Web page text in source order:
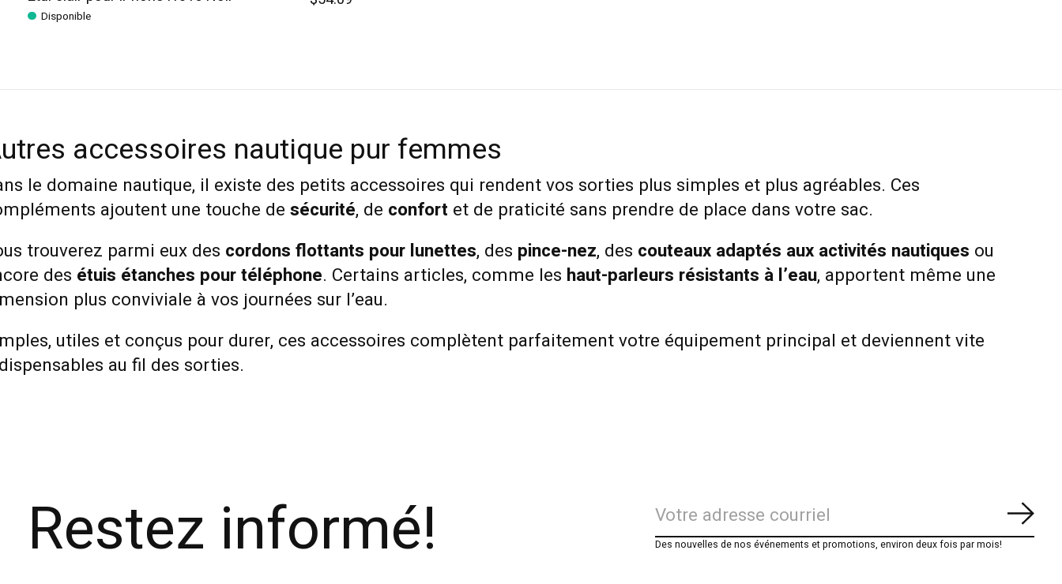
Disponible
accessoires nautique pur femmes
le domaine nautique, il existe des petits accessoires qui rendent vos sorties plus simples et plus agréables. Ces
ajoutent une touche de sécurité, de confort et de praticité sans prendre de place dans votre sac.
trouverez parmi eux des cordons flottants pour lunettes, des pince-nez, des couteaux adaptés aux activités nautiques ou
des étuis étanches pour téléphone. Certains articles, comme les haut-parleurs résistants à l’eau, apportent même une
plus conviviale à vos journées sur l’eau.
utiles et conçus pour durer, ces accessoires complètent parfaitement votre équipement principal et deviennent vite
au fil des sorties.
Restez informé! Des nouvelles de nos événements et promotions, environ deux fois par mois!